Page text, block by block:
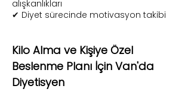
alışkanlıkları
✔ Diyet sürecinde motivasyon takibi
Kilo Alma ve Kişiye Özel
Beslenme Planı İçin Van'da
Diyetisyen